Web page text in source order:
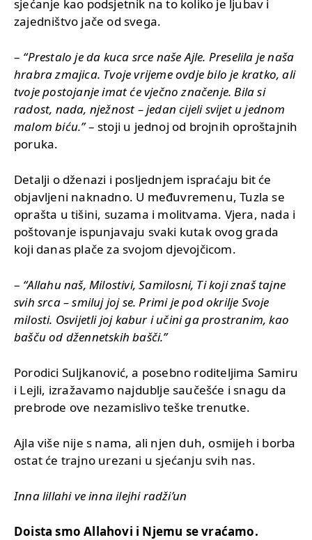
sjećanje kao podsjetnik na to koliko je ljubav i
zajedništvo jače od svega.
– “Prestalo je da kuca srce naše Ajle. Preselila je naša
hrabra zmajica. Tvoje vrijeme ovdje bilo je kratko, ali
tvoje postojanje imat će vječno značenje. Bila si
radost, nada, nježnost – jedan cijeli svijet u jednom
malom biću.”– stoji u jednoj od brojnih oproštajnih
poruka.
Detalji o dženazi i posljednjem ispraćaju bit će
objavljeni naknadno. U međuvremenu, Tuzla se
oprašta u tišini, suzama i molitvama. Vjera, nada i
poštovanje ispunjavaju svaki kutak ovog grada
koji danas plače za svojom djevojčicom.
– “Allahu naš, Milostivi, Samilosni, Ti koji znaš tajne
svih srca – smiluj joj se. Primi je pod okrilje Svoje
milosti. Osvijetli joj kabur i učini ga prostranim, kao
bašču od džennetskih bašči.”
Porodici Suljkanović, a posebno roditeljima Samiru
i Lejli, izražavamo najdublje saučešće i snagu da
prebrode ove nezamislivo teške trenutke.
Ajla više nije s nama, ali njen duh, osmijeh i borba
ostat će trajno urezani u sjećanju svih nas.
Inna lillahi ve inna ilejhi radži’un
Doista smo Allahovi i Njemu se vraćamo.